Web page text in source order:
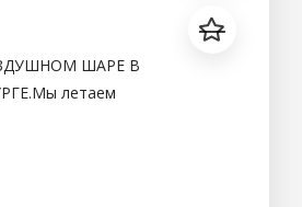
ШАРЕ В
летаем